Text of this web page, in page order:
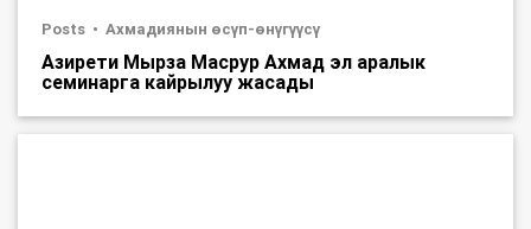
Posts Ахмадиянын өсүп-өнүгүүсү
Азирети Мырза Масрур Ахмад эл аралык
семинарга кайрылуу жасады